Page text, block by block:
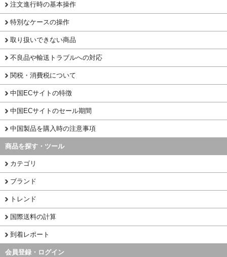
注文進行時の基本操作
特別なケースの操作
取り扱いできない商品
不良品や輸送トラブルへの対応
関税・消費税について
中国ECサイトの特徴
中国ECサイトのセール期間
中国製品を購入時の注意事項
商品を探す・ツール
カテゴリ
ブランド
トレンド
国際送料の計算
到着レポート
会員登録・ログイン